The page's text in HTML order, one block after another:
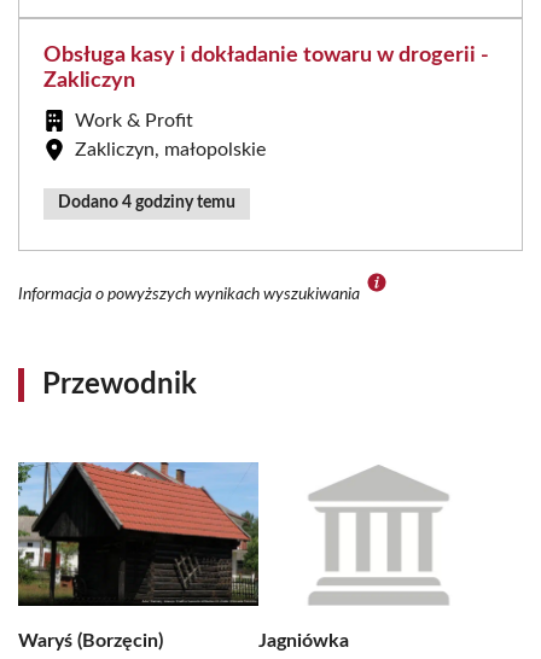
Obsługa kasy i dokładanie towaru w drogerii -
Zakliczyn
Work & Profit
Zakliczyn, małopolskie
Dodano 4 godziny temu
Informacja o powyższych wynikach wyszukiwania
Przewodnik
Waryś (Borzęcin) Jagniówka